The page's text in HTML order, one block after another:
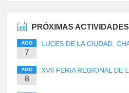
PRÓXIMAS
AGO
7
LUCES DE LA CIUDAD.
AGO
8
XVII FERIA REGIONAL DE